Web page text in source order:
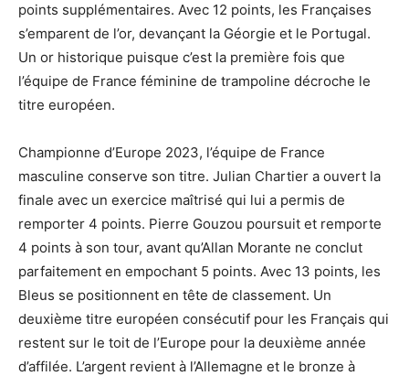
points supplémentaires. Avec 12 points, les Françaises
s’emparent de l’or, devançant la Géorgie et le Portugal.
Un or historique puisque c’est la première fois que
l’équipe de France féminine de trampoline décroche le
titre européen.
Championne d’Europe 2023, l’équipe de France
masculine conserve son titre. Julian Chartier a ouvert la
finale avec un exercice maîtrisé qui lui a permis de
remporter 4 points. Pierre Gouzou poursuit et remporte
4 points à son tour, avant qu’Allan Morante ne conclut
parfaitement en empochant 5 points. Avec 13 points, les
Bleus se positionnent en tête de classement. Un
deuxième titre européen consécutif pour les Français qui
restent sur le toit de l’Europe pour la deuxième année
d’affilée. L’argent revient à l’Allemagne et le bronze à